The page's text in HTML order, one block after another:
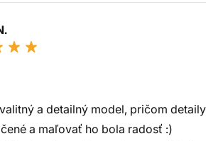
a detailný model, pričom detaily
a maľovať ho bola radosť :)